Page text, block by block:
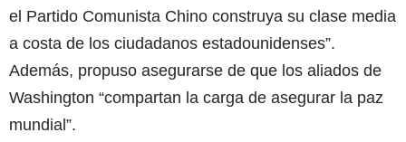
el Partido Comunista Chino construya su clase media
a costa de los ciudadanos estadounidenses”.
Además, propuso asegurarse de que los aliados de
Washington “compartan la carga de asegurar la paz
mundial”.